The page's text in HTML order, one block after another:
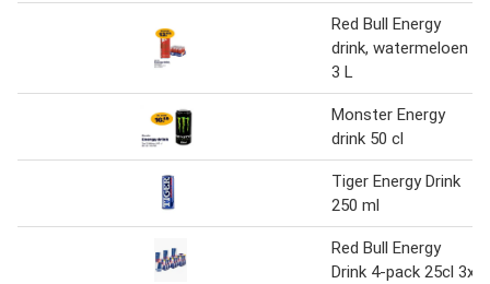
Red Bull Energy
drink, watermeloen
3 L
Monster Energy
drink 50 cl
Tiger Energy Drink
250 ml
Red Bull Energy
Drink 4-pack 25cl 3x